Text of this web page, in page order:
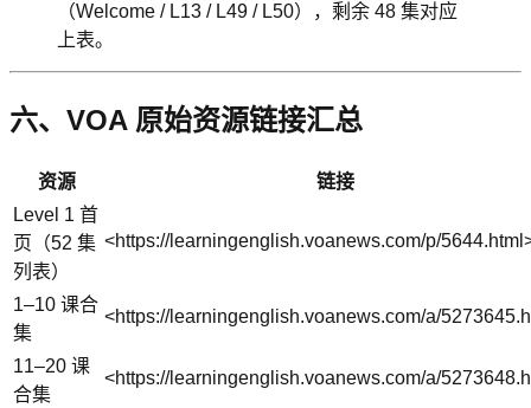
（Welcome / L13 / L49 / L50），剩余 48 集对应
上表。
六、VOA 原始资源链接汇总
资源
链接
Level 1 首
页（52 集
列表）
<https://learningenglish.voanews.com/p/
1–10 课合
集
<https://learningenglish.voanews.com/a/
11–20 课
合集
<https://learningenglish.voanews.com/a/